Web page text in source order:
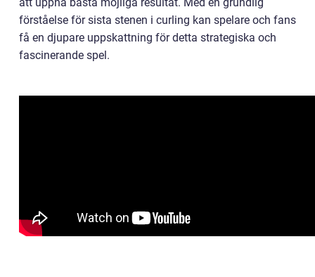
att uppnå bästa möjliga resultat. Med en grundlig
förståelse för sista stenen i curling kan spelare och fans
få en djupare uppskattning för detta strategiska och
fascinerande spel.